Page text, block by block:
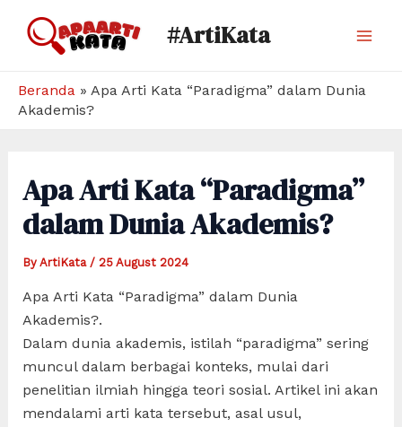
#ArtiKata
Beranda » Apa Arti Kata “Paradigma” dalam Dunia
Akademis?
Apa Arti Kata “Paradigma”
dalam Dunia Akademis?
By ArtiKata / 25 August 2024
Apa Arti Kata “Paradigma” dalam Dunia
Akademis?.
Dalam dunia akademis, istilah “paradigma” sering
muncul dalam berbagai konteks, mulai dari
penelitian ilmiah hingga teori sosial. Artikel ini akan
mendalami arti kata tersebut, asal usul,